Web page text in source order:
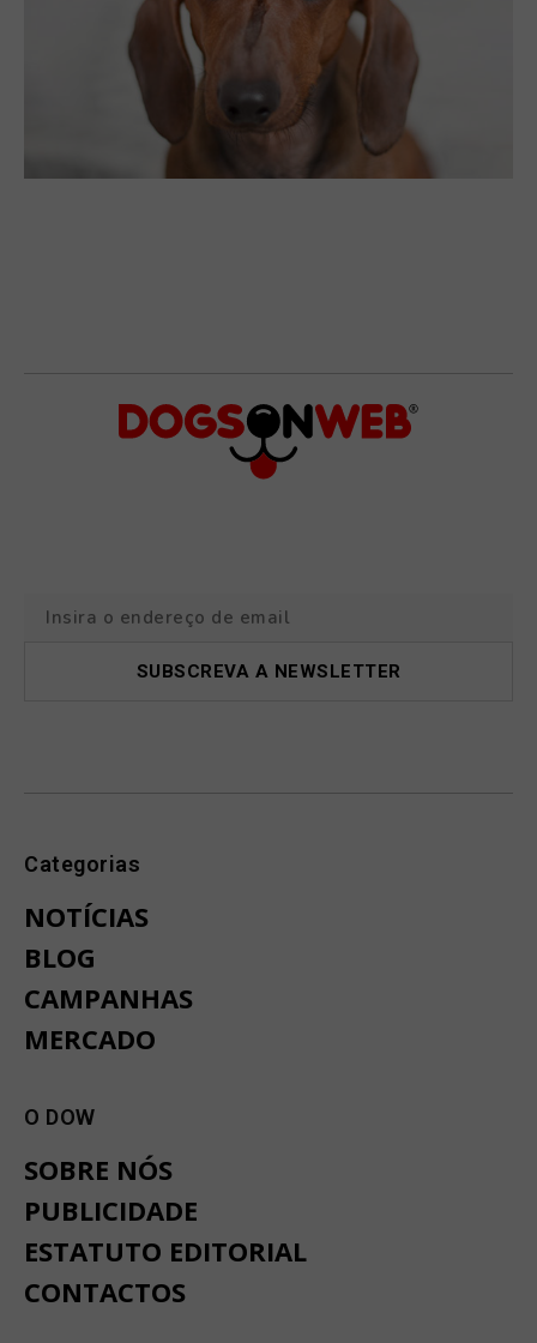
Categorias
NOTÍCIAS
BLOG
CAMPANHAS
MERCADO
O DOW
SOBRE NÓS
PUBLICIDADE
ESTATUTO EDITORIAL
CONTACTOS